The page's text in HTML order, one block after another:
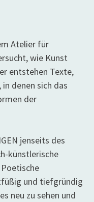
Atelier für
wie Kunst
entstehen Texte,
denen sich das
der
jenseits des
künstlerische
und tiefgründig
neu zu sehen und